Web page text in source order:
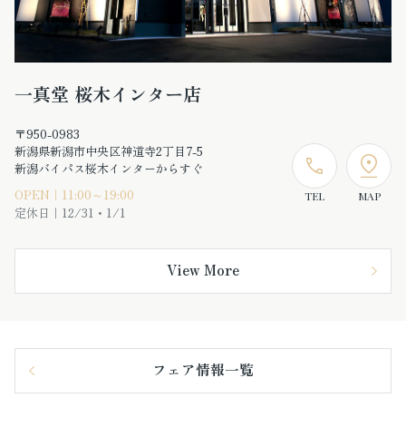
一真堂 桜木インター店
〒950-0983
新潟県新潟市中央区神道寺2丁目7-5
新潟バイパス桜木インターからすぐ
OPEN｜11:00～19:00
定休日｜12/31・1/1
TEL MAP
View More
フェア情報一覧